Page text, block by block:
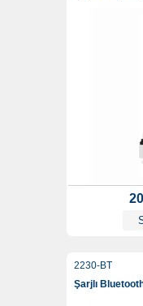
2230-BT
Şarjlı